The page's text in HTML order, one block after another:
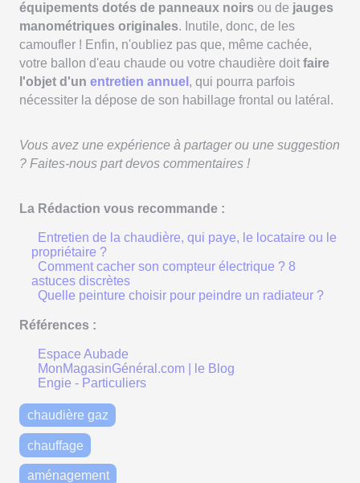
équipements dotés de panneaux noirs ou de jauges
manométriques originales. Inutile, donc, de les
camoufler ! Enfin, n'oubliez pas que, même cachée,
votre ballon d'eau chaude ou votre chaudière doit faire
l'objet d'un entretien annuel , qui pourra parfois
nécessiter la dépose de son habillage frontal ou latéral.
Vous avez une expérience à partager ou une suggestion
? Faites-nous part devos commentaires !
La Rédaction vous recommande :
Entretien de la chaudière, qui paye, le locataire ou le
propriétaire ?
Comment cacher son compteur électrique ? 8
astuces discrètes
Quelle peinture choisir pour peindre un radiateur ?
Références :
Espace Aubade
MonMagasinGénéral.com | le Blog
Engie - Particuliers
chaudière gaz
chauffage
aménagement